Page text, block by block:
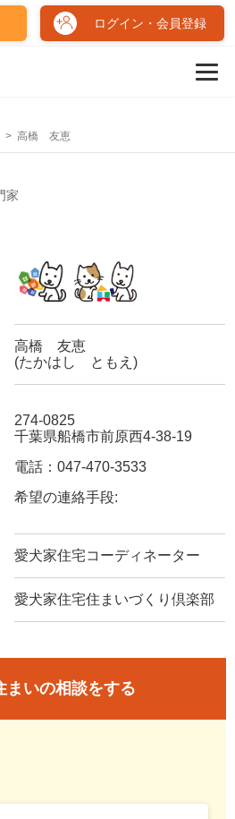
ログイン・会員登録
高橋 友恵
家
高橋 友恵
(たかはし ともえ)
274-0825
千葉県船橋市前原西4-38-19
電話：047-470-3533
希望の連絡手段:
愛犬家住宅コーディネーター
愛犬家住宅住まいづくり倶楽部
まいの相談をする